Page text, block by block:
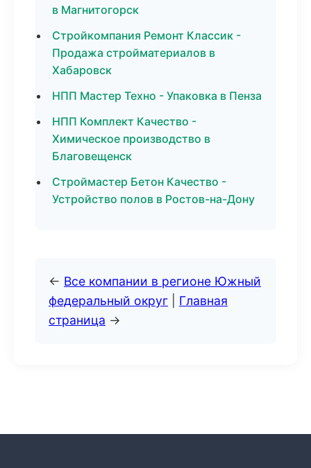
в Магнитогорск
Стройкомпания Ремонт Классик -
Продажа стройматериалов в
Хабаровск
НПП Мастер Техно - Упаковка в Пенза
НПП Комплект Качество -
Химическое производство в
Благовещенск
Строймастер Бетон Качество -
Устройство полов в Ростов-на-Дону
← Все компании в регионе Южный
федеральный округ
Главная
страница →